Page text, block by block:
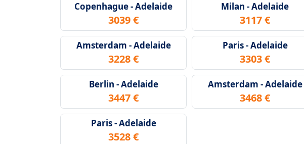
Copenhague - Adelaide
3039 €
Milan - Adelaide
3117 €
Amsterdam - Adelaide
3228 €
Paris - Adelaide
3303 €
Berlin - Adelaide
3447 €
Amsterdam - Adelaide
3468 €
Paris - Adelaide
3528 €